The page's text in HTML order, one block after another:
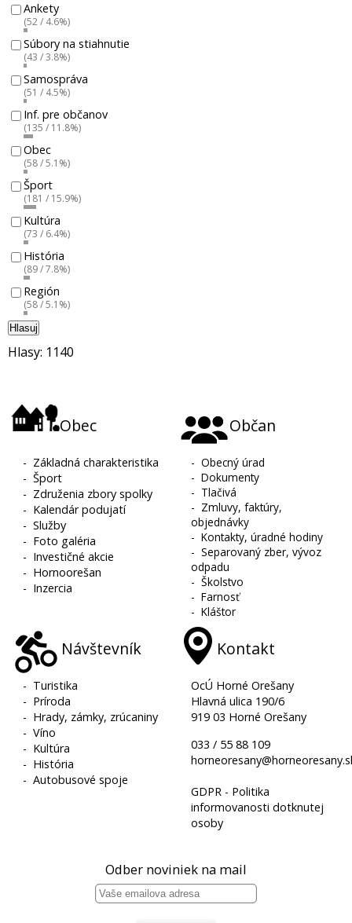
Ankety
(52 / 4.6%)
Súbory na stiahnutie
(43 / 3.8%)
Samospráva
(51 / 4.5%)
Inf. pre občanov
(135 / 11.8%)
Obec
(58 / 5.1%)
Šport
(181 / 15.9%)
Kultúra
(73 / 6.4%)
História
(89 / 7.8%)
Región
(58 / 5.1%)
Hlasuj
Hlasy: 1140
Obec
- Základná charakteristika
-Šport
- Združenia zbory spolky
- Kalendár podujatí
-Služby
- Foto galéria
- Investičné akcie
- Hornoorešan
- Inzercia
Občan
-Obecný úrad
-Dokumenty
- Tlačivá
- Zmluvy, faktúry,
objednávky
-Kontakty, úradné hodiny
-Separovaný zber, vývoz
odpadu
-Školstvo
-Farnosť
-Kláštor
Návštevník
- Turistika
- Príroda
- Hrady, zámky, zrúcaniny
-Víno
- Kultúra
- História
-Autobusové spoje
Kontakt
OcÚ Horné Orešany
Hlavná ulica 190/6
919 03 Horné Orešany
033 / 55 88 109
GDPR - Politika
informovanosti dotknutej
osoby
Odber noviniek na mail